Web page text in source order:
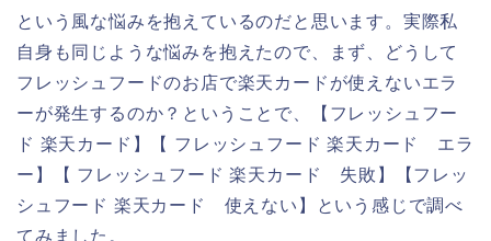
という風な悩みを抱えているのだと思います。実際私
自身も同じような悩みを抱えたので、まず、どうして
フレッシュフードのお店で楽天カードが使えないエラ
ーが発生するのか？ということで、【フレッシュフー
ド 楽天カード】【 フレッシュフード 楽天カード エラ
ー】【 フレッシュフード 楽天カード 失敗】【フレッ
シュフード 楽天カード 使えない】という感じで調べ
てみました。